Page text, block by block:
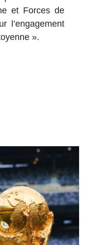
et Forces de
l’engagement
».